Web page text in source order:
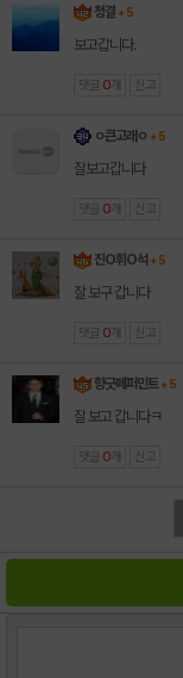
청결 + 5
보고갑니다.
댓글 0 개 신고
ㅇ큰고래ㅇ + 5
잘보고갑니다
댓글 0 개 신고
진O휘O석 + 5
잘 보구 갑니다
댓글 0 개 신고
향긋페퍼민트 + 5
잘 보고 갑니다ㅋ
댓글 0 개 신고